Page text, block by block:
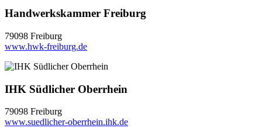
Handwerkskammer Freiburg
79098 Freiburg
www.hwk-freiburg.de
IHK Südlicher Oberrhein
79098 Freiburg
www.suedlicher-oberrhein.ihk.de